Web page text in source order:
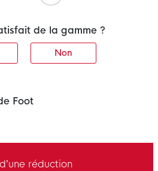
de la gamme ?
Non
Foot
réduction